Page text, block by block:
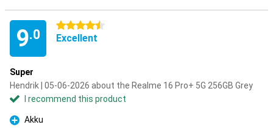
9.0
4.5 stars
Excellent
Super
Hendrik | 05-06-2026 about the Realme 16 Pro+ 5G 256GB Grey
I recommend this product
Pro
Akku